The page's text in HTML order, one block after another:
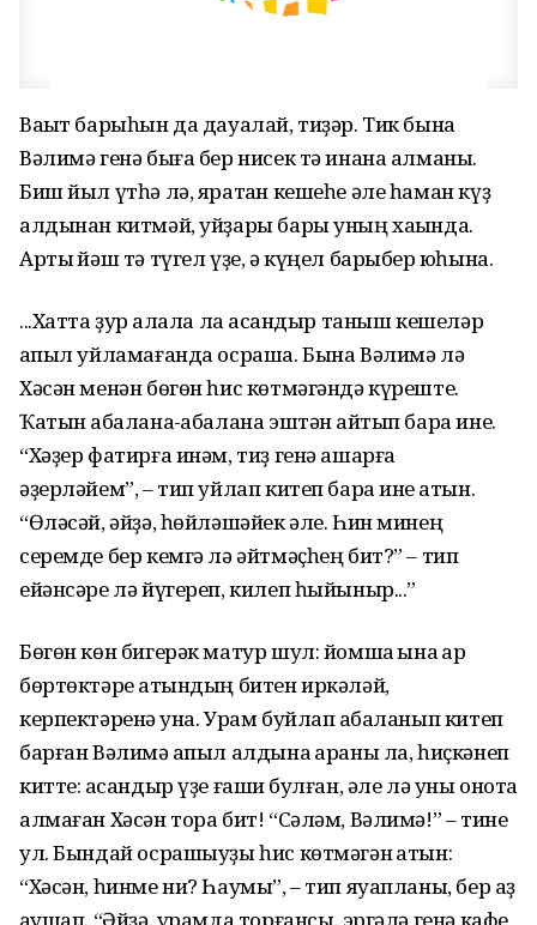
Ваҡыт барыһын да дауалай, тиҙәр. Тик бына
Вәлимә генә быға бер нисек тә инана алманы.
Биш йыл үтһә лә, яратҡан кешеһе әле һаман күҙ
алдынан китмәй, уйҙары бары уның хаҡында.
Артыҡ йәш тә түгел үҙе, ә күңел барыбер юҡһына.
...Хатта ҙур ҡалала ла ҡасандыр таныш кешеләр
ҡапыл уйламағанда осраша. Бына Вәлимә лә
Хәсән менән бөгөн һис көтмәгәндә күреште.
Ҡатын ҡабалана-ҡабалана эштән ҡайтып бара ине.
“Хәҙер фатирға инәм, тиҙ генә ашарға
әҙерләйем”, – тип уйлап китеп бара ине ҡатын.
“Өләсәй, әйҙә, һөйләшәйек әле. Һин минең
серемде бер кемгә лә әйтмәҫһең бит?” – тип
ейәнсәре лә йүгереп, килеп һыйыныр...”
Бөгөн көн бигерәк матур шул: йомшаҡ ҡына ҡар
бөртөктәре ҡатындың битен иркәләй,
керпектәренә ҡуна. Урам буйлап ҡабаланып китеп
барған Вәлимә ҡапыл алдына ҡараны ла, һиҫкәнеп
китте: ҡасандыр үҙе ғашиҡ булған, әле лә уны онота
алмаған Хәсән тора бит! “Сәләм, Вәлимә!” – тине
ул. Бындай осрашыуҙы һис көтмәгән ҡатын:
“Хәсән, һинме ни? Һаумы”, – тип яуапланы, бер аҙ